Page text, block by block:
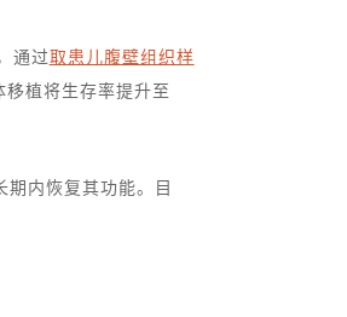
通过取患儿腹壁组织样
植将生存率提升至
内恢复其功能。目